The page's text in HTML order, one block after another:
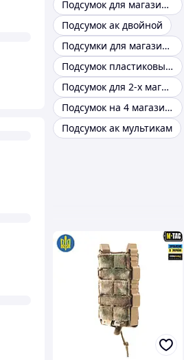
Подсумок для магазина ак 5.45
Подсумок ак двойной
Подсумки для магазинов ак 47
Подсумок пластиковый ак
Подсумок для 2-х магазинов АК А-30
Подсумок на 4 магазина ак-74 советского производства
Подсумок ак мультикам